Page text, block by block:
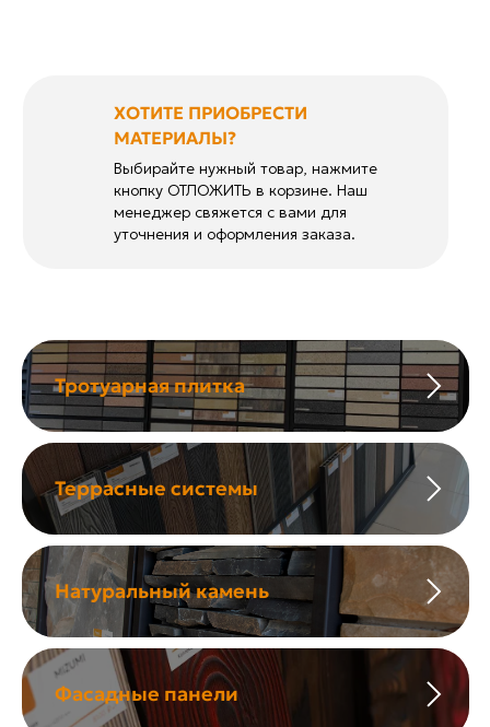
Выбирайте нужный товар, нажмите
кнопку ОТЛОЖИТЬ в корзине. Наш
менеджер свяжется с вами для
уточнения и оформления заказа.
ХОТИТЕ ПРИОБРЕСТИ
МАТЕРИАЛЫ?
Тротуарная плитка
Террасные системы
Натуральный камень
Фасадные панели